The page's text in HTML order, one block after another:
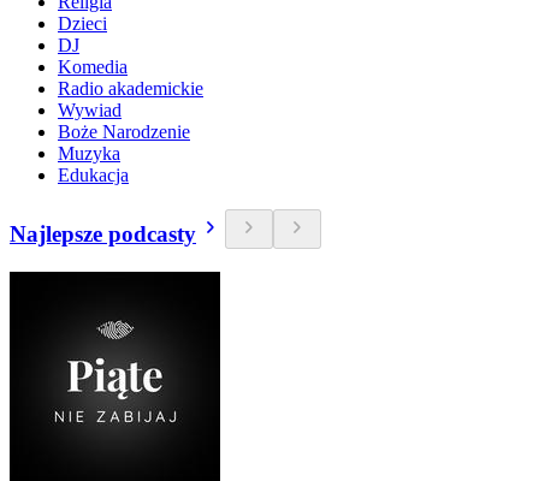
Dzieci
DJ
Komedia
Radio akademickie
Wywiad
Boże Narodzenie
Muzyka
Edukacja
Najlepsze podcasty